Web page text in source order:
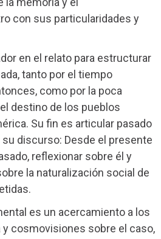
con sus particularidades y
en el relato para estructurar
tanto por el tiempo
como por la poca
destino de los pueblos
Su fin es articular pasado
discurso: Desde el presente
reflexionar sobre él y
la naturalización social de
es un acercamiento a los
cosmovisiones sobre el caso,